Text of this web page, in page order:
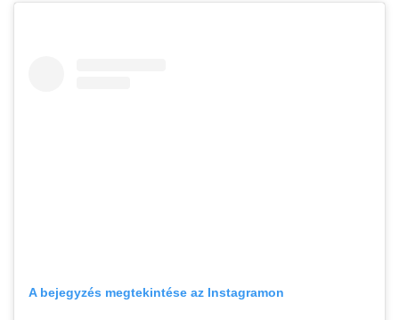
A bejegyzés megtekintése az Instagramon